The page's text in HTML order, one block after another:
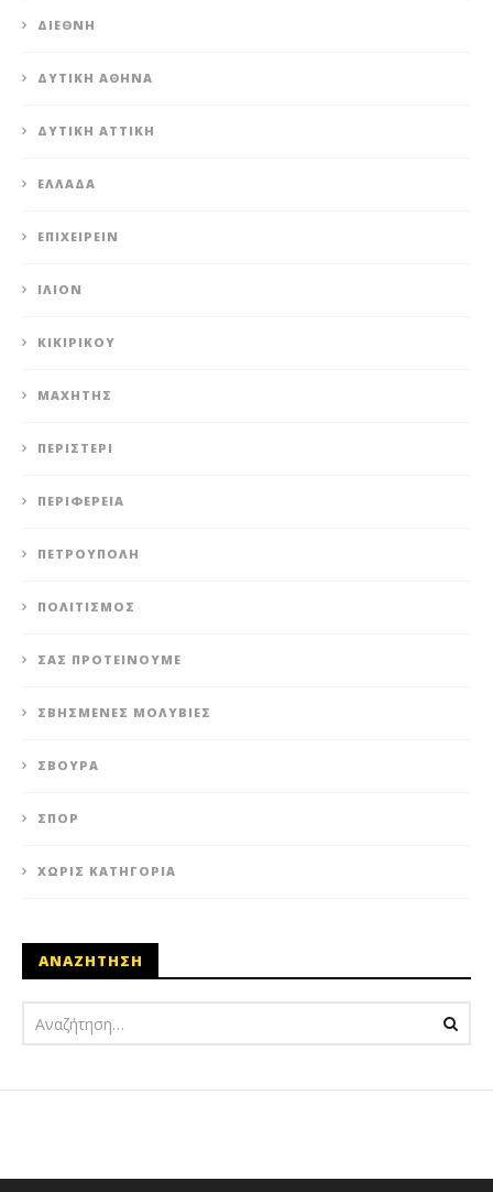
ΔΙΕΘΝΉ
ΔΥΤΙΚΉ ΑΘΉΝΑ
ΔΥΤΙΚΉ ΑΤΤΙΚΉ
ΕΛΛΆΔΑ
ΕΠΙΧΕΙΡΕΊΝ
ΊΛΙΟΝ
ΚΙΚΙΡΙΚΟΥ
ΜΑΧΗΤΗΣ
ΠΕΡΙΣΤΈΡΙ
ΠΕΡΙΦΈΡΕΙΑ
ΠΕΤΡΟΎΠΟΛΗ
ΠΟΛΙΤΙΣΜΌΣ
ΣΑΣ ΠΡΟΤΕΊΝΟΥΜΕ
ΣΒΗΣΜΈΝΕΣ ΜΟΛΥΒΙΈΣ
ΣΒΟΎΡΑ
ΣΠΟΡ
ΧΩΡΊΣ ΚΑΤΗΓΟΡΊΑ
ΑΝΑΖΗΤΗΣΗ